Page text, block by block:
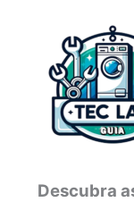
conteúdo
Descubra